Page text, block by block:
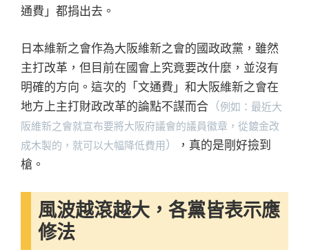
通費」都捐出去。
日本維新之會作為大阪維新之會的國政政黨，雖然
主打改革，但目前在國會上究竟要改什麼，並沒有
明確的方向。這次的「文通費」和大阪維新之會在
地方上主打財政改革的論點不謀而合 （例如：最近大
阪維新之會就宣布要將大阪府議會的議員徽章，從鍍金改
成木製的，就可以大幅降低費用 ）
，真的是剛好撿到
槍。
風波越滾越大，各黨皆表示應
修法